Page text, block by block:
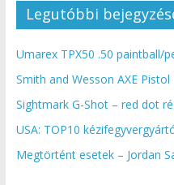
Legutóbbi
Umarex TPX50 .50 paintball/
Smith and Wesson AXE
Sightmark G-Shot – red dot
USA: TOP10
Megtörtént esetek – Jordan